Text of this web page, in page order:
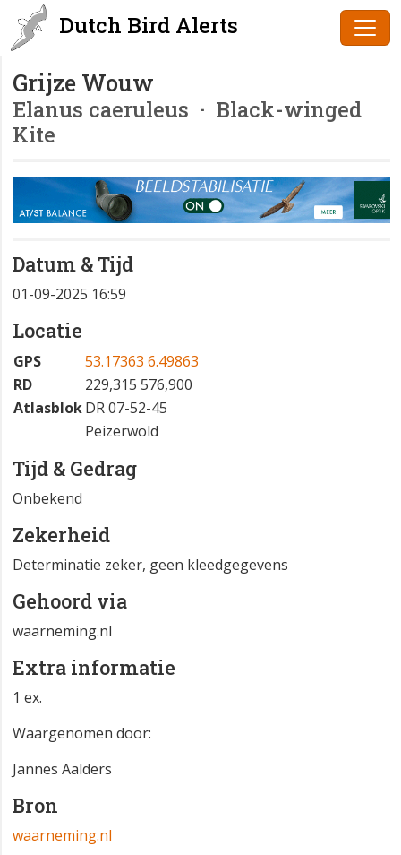
Dutch Bird Alerts
Grijze Wouw
Elanus caeruleus · Black-winged
Kite
Datum & Tijd
01-09-2025 16:59
Locatie
GPS
53.17363 6.49863
RD
229,315 576,900
AtlasblokDR 07-52-45
Peizerwold
Tijd & Gedrag
Onbekend
Zekerheid
Determinatie zeker, geen kleedgegevens
Gehoord via
waarneming.nl
Extra informatie
1 ex.
Waargenomen door:
Jannes Aalders
Bron
waarneming.nl